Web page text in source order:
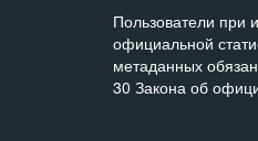
Пользователи при
официальной
метаданных
30 Закона об